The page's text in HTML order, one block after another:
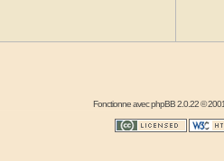
Fonctionne avecphpBB2.0.22 ©